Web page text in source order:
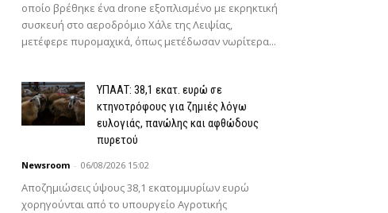
οποίο βρέθηκε ένα drone εξοπλισμένο με εκρηκτική
συσκευή στο αεροδρόμιο Χάλε της Λειψίας,
μετέφερε πυρομαχικά, όπως μετέδωσαν νωρίτερα...
ΥΠΑΑΤ: 38,1 εκατ. ευρώ σε
κτηνοτρόφους για ζημιές λόγω
ευλογιάς, πανώλης και αφθώδους
πυρετού
Newsroom - 06/08/2026 15:02
Αποζημιώσεις ύψους 38,1 εκατομμυρίων ευρώ
χορηγούνται από το υπουργείο Αγροτικής